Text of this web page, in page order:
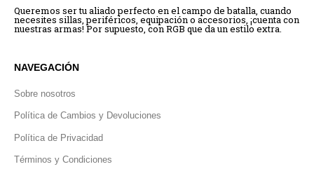
Queremos ser tu aliado perfecto en el campo de batalla, cuando
necesites sillas, periféricos, equipación o accesorios, ¡cuenta con
nuestras armas! Por supuesto, con RGB que da un estilo extra.
NAVEGACIÓN
Sobre nosotros
Política de Cambios y Devoluciones
Política de Privacidad
Términos y Condiciones